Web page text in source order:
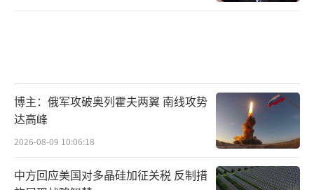
博主：俄军攻破奥列霍夫两翼 南线攻势
达高峰
2026-08-09 10:06:18
中方回应美国对多晶硅加征关税 反制措